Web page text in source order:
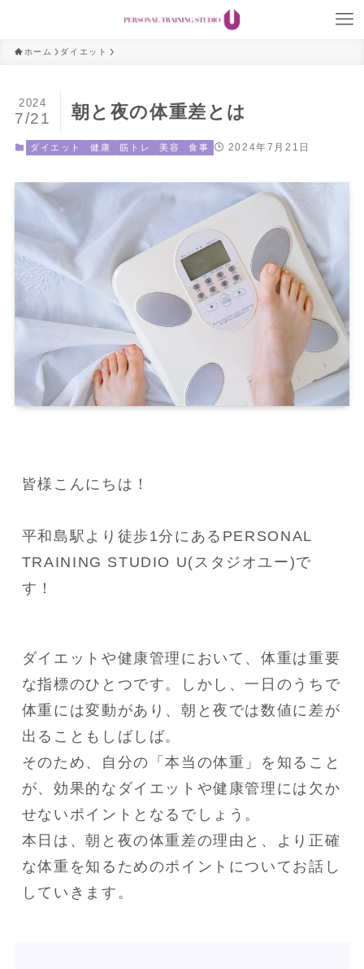
ホーム ダイエット
朝と夜の体重差とは
2024
7/21
ダイエット 健康 筋トレ 美容 食事 2024年7月21日
皆様こんにちは！
平和島駅より徒歩1分にあるPERSONAL
TRAINING STUDIO U(スタジオユー)で
す！
ダイエットや健康管理において、体重は重要
な指標のひとつです。しかし、一日のうちで
体重には変動があり、朝と夜では数値に差が
出ることもしばしば。
そのため、自分の「本当の体重」を知ること
が、効果的なダイエットや健康管理には欠か
せないポイントとなるでしょう。
本日は、朝と夜の体重差の理由と、より正確
な体重を知るためのポイントについてお話し
していきます。